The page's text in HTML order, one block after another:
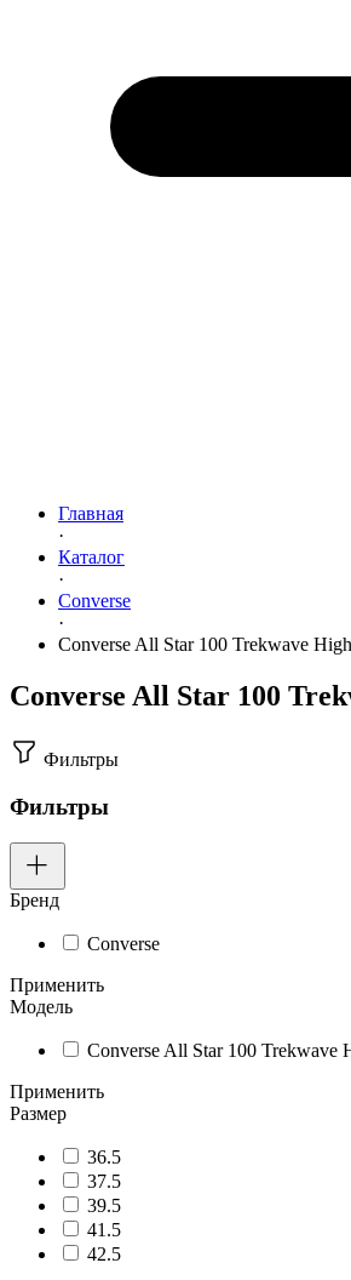
Главная
·
Каталог
·
Converse
·
Converse All Star 100 Trekwave High
Converse All Star 100
Фильтры
Фильтры
Бренд
Converse
Применить
Модель
Converse All Star 100 Trekwave
Применить
Размер
36.5
37.5
39.5
41.5
42.5